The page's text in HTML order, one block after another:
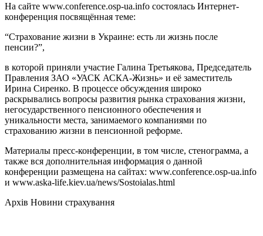
На сайте www.conference.osp-ua.info состоялась Интернет-
конференция посвящённая теме:
“Страхование жизни в Украине: есть ли жизнь после
пенсии?”,
в которой приняли участие Галина Третьякова, Председатель
Правления ЗАО «УАСК АСКА-Жизнь» и её заместитель
Ирина Сиренко. В процессе обсуждения широко
раскрывались вопросы развития рынка страхования жизни,
негосударственного пенсионного обеспечения и
уникальности места, занимаемого компаниями по
страхованию жизни в пенсионной реформе.
Материалы пресс-конференции, в том числе, стенограмма, а
также вся дополнительная информация о данной
конференции размещена на сайтах: www.conference.osp-ua.info
и www.aska-life.kiev.ua/news/Sostoialas.html
Архів Новини страхування